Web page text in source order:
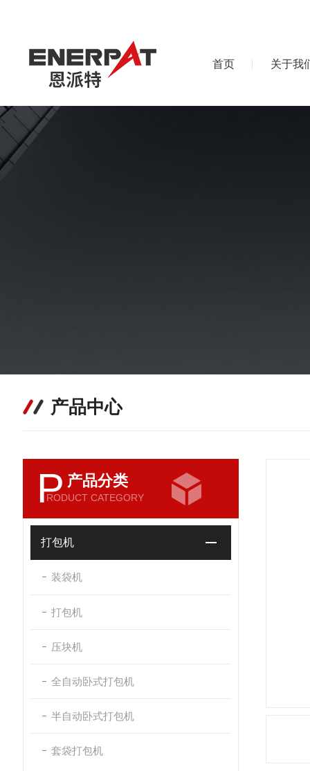
首页 关于我
产品中心
P 产品分类
RODUCT CATEGORY
打包机
装袋机
打包机
压块机
全自动卧式打包机
半自动卧式打包机
套袋打包机